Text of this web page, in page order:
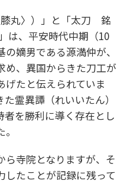
丸〉）」と「太刀 銘
は、平安時代中期（10
嫡男である源満仲が、
め、異国からきた刀工が
げたと伝えられていま
霊異譚（れいいたん）
者を勝利に導く存在とし
ら寺院となりますが、そ
したことが記録に残って